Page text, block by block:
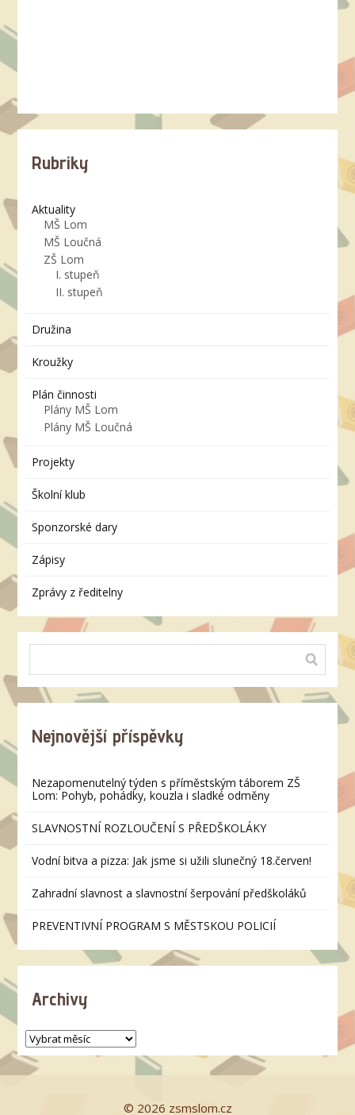
Rubriky
Aktuality
MŠ Lom
MŠ Loučná
ZŠ Lom
I. stupeň
II. stupeň
Družina
Kroužky
Plán činnosti
Plány MŠ Lom
Plány MŠ Loučná
Projekty
Školní klub
Sponzorské dary
Zápisy
Zprávy z ředitelny
Nejnovější příspěvky
Nezapomenutelný týden s příměstským táborem ZŠ
Lom: Pohyb, pohádky, kouzla i sladké odměny
SLAVNOSTNÍ ROZLOUČENÍ S PŘEDŠKOLÁKY
Vodní bitva a pizza: Jak jsme si užili slunečný 18.červen!
Zahradní slavnost a slavnostní šerpování předškoláků
PREVENTIVNÍ PROGRAM S MĚSTSKOU POLICIÍ
Archivy
© 2026 zsmslom.cz